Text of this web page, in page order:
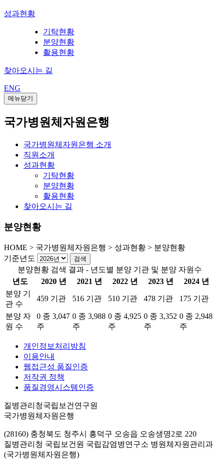
성과현황
기탁현황
분양현황
활용현황
찾아오시는 길
ENG
메뉴닫기
국가병원체자원은행
국가병원체자원은행 소개
직원소개
성과현황
기탁현황
분양현황
활용현황
찾아오시는 길
분양현황
HOME > 국가병원체자원은행 > 성과현황 > 분양현황
기준년도
분양현황 검색 결과 - 년도별 분양 기관 및 분양 자원수
년도
2020 년 2021 년 2022 년 2023 년
2024 년
분양 기
관 수
459 기관 516 기관 510 기관 478 기관 175 기관
분양 자
원 수
0 종 3,047
주
0 종 3,988
주
0 종 4,925
주
0 종 3,352
주
0 종 2,948
주
개인정보처리방침
이용안내
웹접근성 품질인증
저작권 정책
품질경영시스템인증
질병관리청국립보건연구원
국가병원체자원은행
(28160) 충청북도 청주시 흥덕구 오송읍 오송생명2로 220
질병관리청 국립보건원 국립감염병연구소 병원체자원관리과
(국가병원체자원은행)